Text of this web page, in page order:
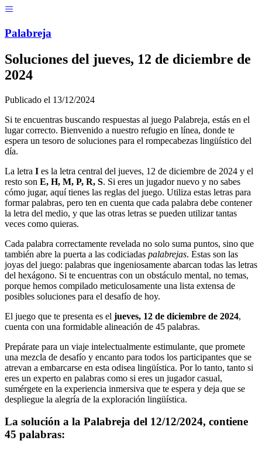
Palabreja
Soluciones del jueves, 12 de diciembre de
2024
Publicado el 13/12/2024
Si te encuentras buscando respuestas al juego Palabreja, estás en el
lugar correcto. Bienvenido a nuestro refugio en línea, donde te
espera un tesoro de soluciones para el rompecabezas lingüístico del
día.
La letra I es la letra central del jueves, 12 de diciembre de 2024 y el
resto son E, H, M, P, R, S. Si eres un jugador nuevo y no sabes
cómo jugar, aquí tienes las reglas del juego. Utiliza estas letras para
formar palabras, pero ten en cuenta que cada palabra debe contener
la letra del medio, y que las otras letras se pueden utilizar tantas
veces como quieras.
Cada palabra correctamente revelada no solo suma puntos, sino que
también abre la puerta a las codiciadas palabrejas. Estas son las
joyas del juego: palabras que ingeniosamente abarcan todas las letras
del hexágono. Si te encuentras con un obstáculo mental, no temas,
porque hemos compilado meticulosamente una lista extensa de
posibles soluciones para el desafío de hoy.
El juego que te presenta es el jueves, 12 de diciembre de 2024,
cuenta con una formidable alineación de 45 palabras.
Prepárate para un viaje intelectualmente estimulante, que promete
una mezcla de desafío y encanto para todos los participantes que se
atrevan a embarcarse en esta odisea lingüística. Por lo tanto, tanto si
eres un experto en palabras como si eres un jugador casual,
sumérgete en la experiencia inmersiva que te espera y deja que se
despliegue la alegría de la exploración lingüística.
La solución a la Palabreja del 12/12/2024, contiene
45 palabras: